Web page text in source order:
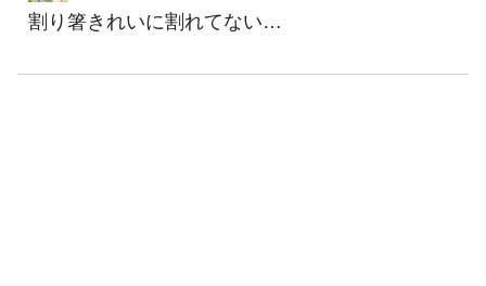
割り箸きれいに割れてない…